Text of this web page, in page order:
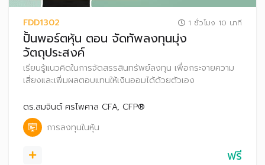
FDD1302 1 ชั่วโมง 10 นาที
ปั้นพอร์ตหุ้น ตอน จัดทัพลงทุนมุ่ง
วัตถุประสงค์
เรียนรู้แนวคิดในการจัดสรรสินทรัพย์ลงทุน เพื่อกระจายความ
เสี่ยงและเพิ่มผลตอบแทนให้เงินออมได้ด้วยตัวเอง
ดร.สมจินต์ ศรไพศาล CFA, CFP®
การลงทุนในหุ้น
ฟรี